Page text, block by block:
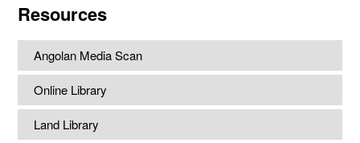
Resources
Angolan Media Scan
Online Library
Land Library